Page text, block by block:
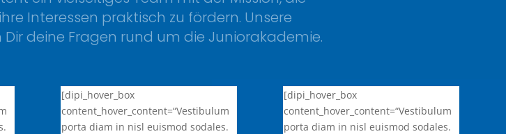
Interessen praktisch zu fördern. Unsere
deine Fragen rund um die Juniorakademie.
[dipi_hover_box
content_hover_content=“Vestibulum
porta diam in nisl euismod sodales.
[dipi_hover_box
content_hover_content=“Vestibulum
porta diam in nisl euismod sodales.